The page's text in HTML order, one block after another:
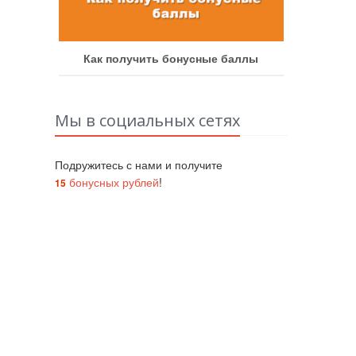
Как получить бонусные баллы
Мы в социальных сетях
Подружитесь с нами и получите
15бонусных рублей!